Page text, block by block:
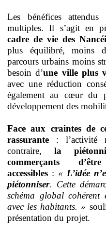
Les bénéfices
multiples. Il s’agit en
cadre de vie des
plus équilibré, moins
parcours urbains moins
besoin d’une ville plus
avec une réduction
également au cœur du
développement des
Face aux craintes de
rassurante : l’activité
contraire, la
commerçants
accessibles : « L’idée
piétonniser. Cette
schéma global cohérent
avec les habitants. »
présentation du projet.